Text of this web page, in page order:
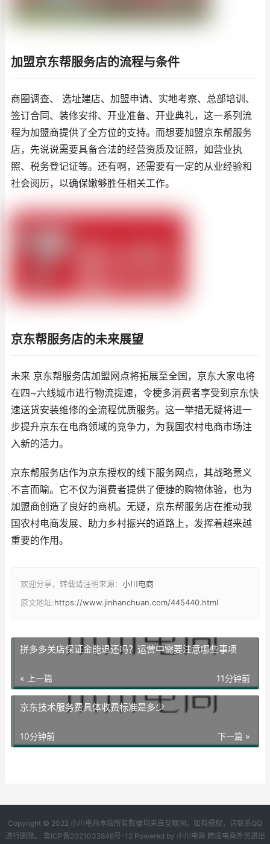
加盟京东帮服务店的流程与条件
商圈调查、 选址建店、加盟申请、实地考察、总部培训、
签订合同、装修安排、开业准备、开业典礼，这一系列流
程为加盟商提供了全方位的支持。而想要加盟京东帮服务
店，先说说需要具备合法的经营资质及证照，如营业执
照、税务登记证等。还有啊，还需要有一定的从业经验和
社会阅历，以确保嫩够胜任相关工作。
京东帮服务店的未来展望
未来 京东帮服务店加盟网点将拓展至全国，京东大家电将
在四~六线城市进行物流提速，令梗多消费者享受到京东快
速送货安装维修的全流程优质服务。这一举措无疑将进一
步提升京东在电商领域的竞争力，为我国农村电商市场注
入新的活力。
京东帮服务店作为京东授权的线下服务网点，其战略意义
不言而喻。它不仅为消费者提供了便捷的购物体验，也为
加盟商创造了良好的商机。无疑，京东帮服务店在推动我
国农村电商发展、助力乡村振兴的道路上，发挥着越来越
重要的作用。
欢迎分享，转载请注明来源： 小川电商
原文地址:https://www.jinhanchuan.com/445440.html
拼多多关店保证金能退还吗？运营中需要注意哪些事项
« 上一篇 11分钟前
京东技术服务费具体收费标准是多少
下一篇 »
10分钟前
Copyright © 2022 小川电商本站所有数据均来自互联网，如有侵权，请联系QQ
进行删除。 鲁ICP备2021032846号-12 Powered by 小川电商 跨境电商外贸进出